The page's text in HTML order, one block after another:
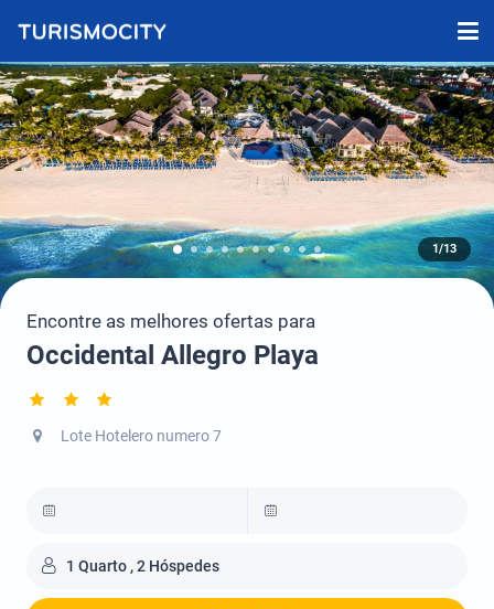
1/13
Encontre as melhores ofertas para
Occidental Allegro Playa
Lote Hotelero numero 7
1 Quarto , 2 Hóspedes